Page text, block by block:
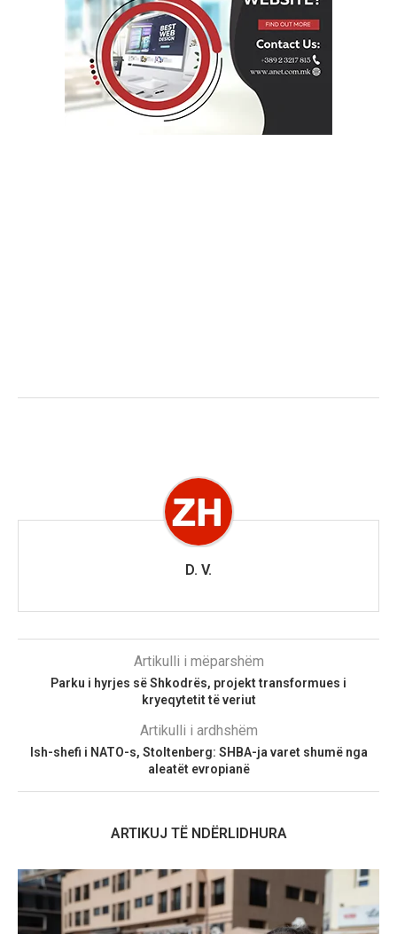
D. V.
Artikulli i mëparshëm
Parku i hyrjes së Shkodrës, projekt transformues i
kryeqytetit të veriut
Artikulli i ardhshëm
Ish-shefi i NATO-s, Stoltenberg: SHBA-ja varet shumë nga
aleatët evropianë
ARTIKUJ TË NDËRLIDHURA